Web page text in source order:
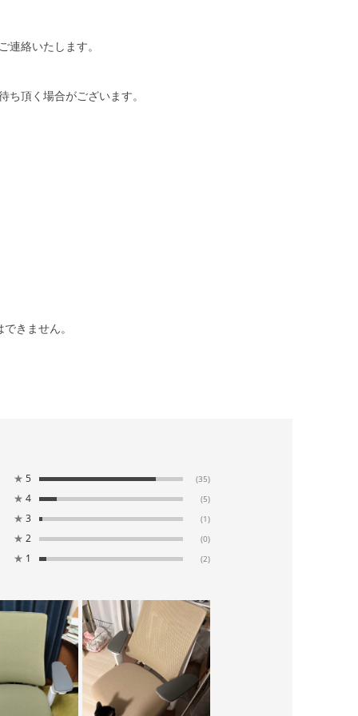
絡いたします。
頂く場合がございます。
きません。
★ 5 (35)
★ 4 (5)
★ 3 (1)
★ 2 (0)
★ 1 (2)